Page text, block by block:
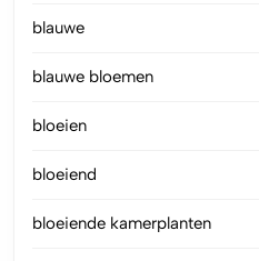
blauwe
blauwe bloemen
bloeien
bloeiend
bloeiende kamerplanten